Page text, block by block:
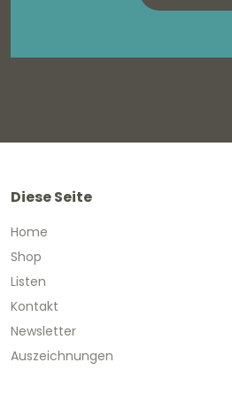
Diese Seite
Home
Shop
Listen
Kontakt
Newsletter
Auszeichnungen